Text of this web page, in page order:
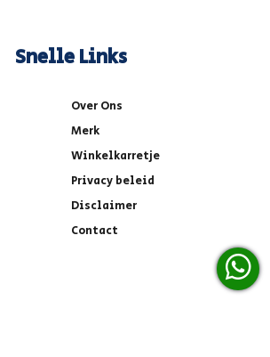
Snelle Links
Over Ons
Merk
Winkelkarretje
Privacy beleid
Disclaimer
Contact